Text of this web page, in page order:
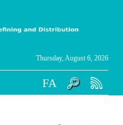
Thursday, August 6, 2026
FA